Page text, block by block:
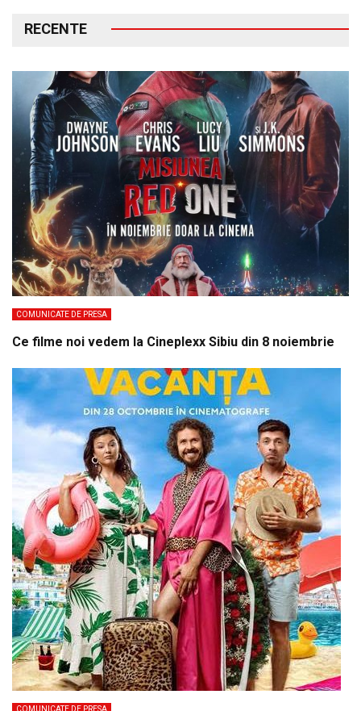
RECENTE
COMUNICATE DE PRESA
Ce filme noi vedem la Cineplexx Sibiu din 8 noiembrie
COMUNICATE DE PRESA